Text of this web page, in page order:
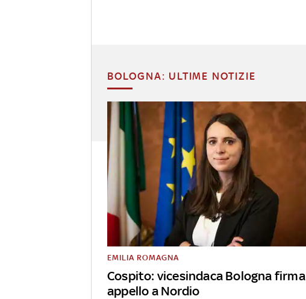
BOLOGNA: ULTIME NOTIZIE
Cospito: vicesindaca Bologna firma
appello a Nordio
EMILIA ROMAGNA